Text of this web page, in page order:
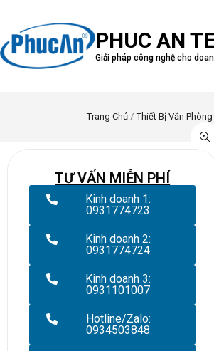
PHUC AN
Giải pháp công nghệ cho
Trang Chủ /Thiết Bị Văn Phòng
TƯ VẤN MIỄN PHÍ
Kinh doanh 1:
0931774723
Kinh doanh 2:
0931774724
Kinh doanh 3:
0931101007
Hotline/Zalo:
0934503848